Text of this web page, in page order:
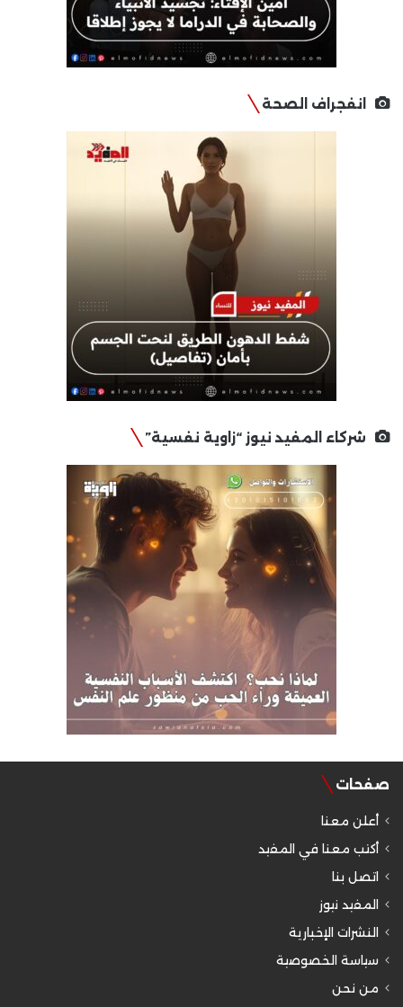
انفجراف الصحة
شركاء المفيد نيوز “زاوية نفسية”
صفحات
أعلن معنا
أكتب معنا في المفيد
اتصل بنا
المفيد نيوز
النشرات الإخبارية
سياسة الخصوصية
من نحن